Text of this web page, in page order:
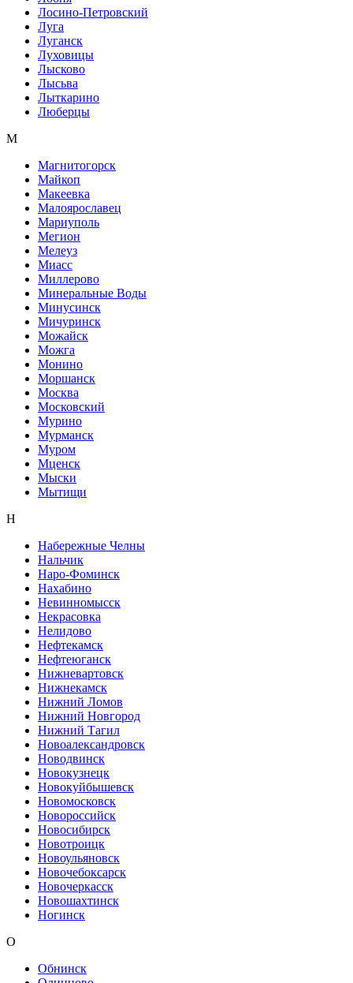
Лосино-Петровский
Луга
Луганск
Луховицы
Лысково
Лысьва
Лыткарино
Люберцы
М
Магнитогорск
Майкоп
Макеевка
Малоярославец
Мариуполь
Мегион
Мелеуз
Миасс
Миллерово
Минеральные Воды
Минусинск
Мичуринск
Можайск
Можга
Монино
Моршанск
Москва
Московский
Мурино
Мурманск
Муром
Мценск
Мыски
Мытищи
Н
Набережные Челны
Нальчик
Наро-Фоминск
Нахабино
Невинномысск
Некрасовка
Нелидово
Нефтекамск
Нефтеюганск
Нижневартовск
Нижнекамск
Нижний Ломов
Нижний Новгород
Нижний Тагил
Новоалександровск
Новодвинск
Новокузнецк
Новокуйбышевск
Новомосковск
Новороссийск
Новосибирск
Новотроицк
Новоульяновск
Новочебоксарск
Новочеркасск
Новошахтинск
Ногинск
О
Обнинск